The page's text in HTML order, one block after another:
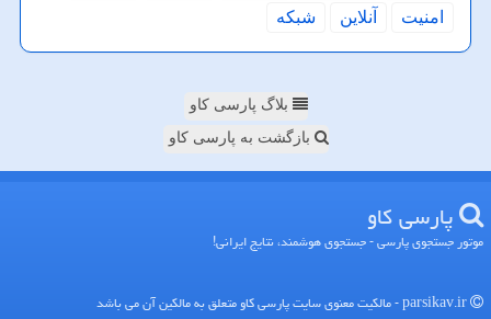
امنیت
آنلاین شبكه
بلاگ پارسی کاو
بازگشت به پارسی کاو
پارسی كاو
موتور جستجوی پارسی - جستجوی هوشمند، نتایج ایرانی!